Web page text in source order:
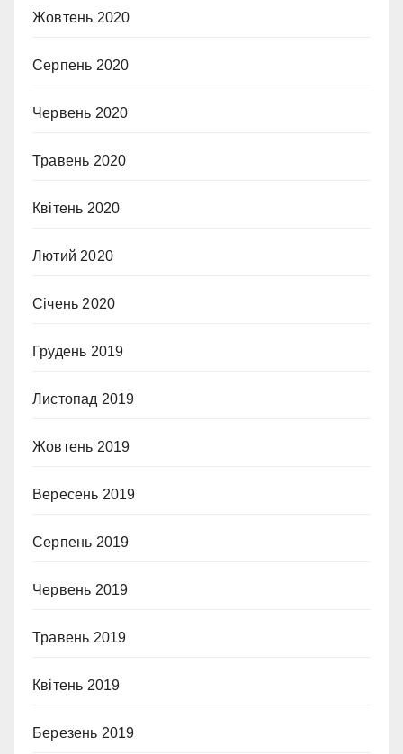
Жовтень 2020
Серпень 2020
Червень 2020
Травень 2020
Квітень 2020
Лютий 2020
Січень 2020
Грудень 2019
Листопад 2019
Жовтень 2019
Вересень 2019
Серпень 2019
Червень 2019
Травень 2019
Квітень 2019
Березень 2019